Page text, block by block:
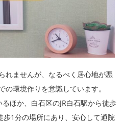
れませんが、なるべく居心地が悪
の環境作りを意識しています。
ほか、白石区のJR白石駅から徒歩
1分の場所にあり、安心して通院